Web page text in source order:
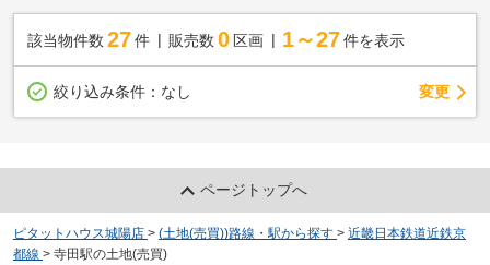
該当物件数 27件 販売数 0 区画 1～27 件を表示
絞り込み条件： なし 変更
ページトップへ
ピタットハウス城陽店 > (土地(売買))路線・駅から探す > 近畿日本鉄道近鉄京
都線 > 寺田駅の土地(売買)